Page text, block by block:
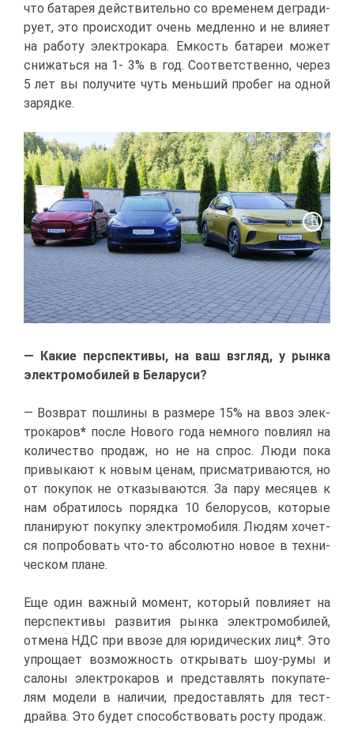
что ба­та­рея дей­стви­тель­но со вре­ме­нем де­гра­ди­
ру­ет, это про­ис­хо­дит очень мед­лен­но и не вли­я­ет
на ра­бо­ту элек­тро­ка­ра. Ем­кость ба­та­реи мо­жет
сни­жать­ся на 1- 3% в год. Со­от­вет­ствен­но, че­рез
5 лет вы по­лу­чи­те чуть мень­ший про­бег на од­ной
за­ряд­ке.
— Ка­кие пер­спек­ти­вы, на ваш взгляд, у рын­ка
элек­тро­мо­би­лей в Бе­ла­ру­си?
— Воз­врат по­шли­ны в раз­ме­ре 15% на ввоз элек­
тро­ка­ров* по­сле Но­во­го го­да немно­го по­вли­ял на
ко­ли­че­ство про­даж, но не на спрос. Лю­ди по­ка
при­вы­ка­ют к но­вым це­нам, при­смат­ри­ва­ют­ся, но
от по­ку­пок не от­ка­зы­ва­ют­ся. За па­ру ме­ся­цев к
нам об­ра­ти­лось по­ряд­ка 10 бе­ло­ру­сов, ко­то­рые
пла­ни­ру­ют по­куп­ку элек­тро­мо­би­ля. Лю­дям хо­чет­
ся по­про­бо­вать что-то аб­со­лют­но но­вое в тех­ни­
че­ском плане.
Еще один важ­ный мо­мент, ко­то­рый по­вли­я­ет на
пер­спек­ти­вы раз­ви­тия рын­ка элек­тро­мо­би­лей,
от­ме­на НДС при вво­зе для юри­ди­че­ских лиц*. Это
упро­ща­ет воз­мож­ность от­кры­вать шоу-ру­мы и
са­ло­ны элек­тро­ка­ров и пред­став­лять по­ку­па­те­
лям мо­де­ли в на­ли­чии, предо­став­лять для тест-
драй­ва. Это бу­дет спо­соб­ство­вать ро­сту про­даж.